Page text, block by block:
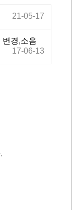
21-05-17
변경,소음
17-06-13